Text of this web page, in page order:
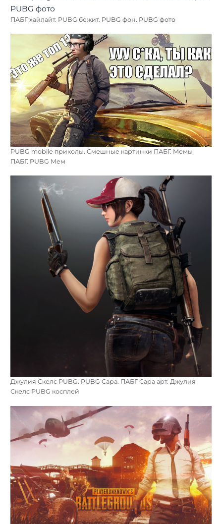
ПАБГ хайлайт. PUBG бежит. PUBG фон. PUBG фото
PUBG mobile приколы. Смешные картинки ПАБГ. Мемы
ПАБГ. PUBG Мем
Джулия Скелс PUBG. PUBG Сара. ПАБГ Сара арт. Джулия
Скелс PUBG косплей